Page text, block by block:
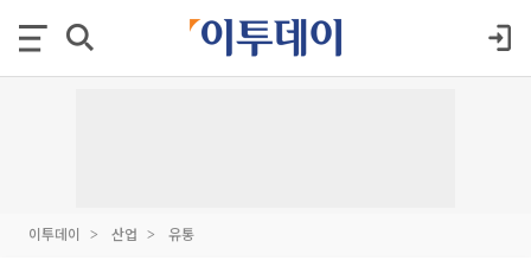
이투데이 산업 유통